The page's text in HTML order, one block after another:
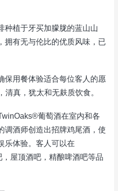
种植于牙买加朦胧的蓝山山
拥有无与伦比的优质风味，已
保用餐体验适合每位客人的愿
清真，犹太和无麸质饮食。
葡萄酒在室内和各
调酒师创造出招牌鸡尾酒，使
乐体验。客人可以在
屋顶酒吧，精酿啤酒吧等品